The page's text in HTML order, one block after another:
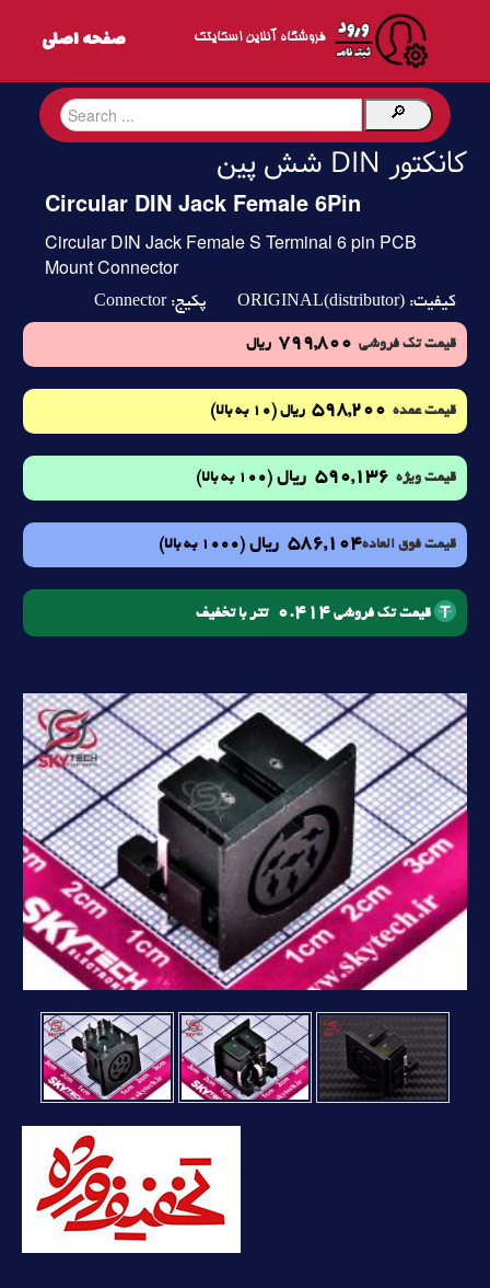
فروشگاه آنلاین اسکایتک
کانکتور DIN شش پین
Circular DIN Jack Female 6Pin
Circular DIN Jack Female S Terminal 6 pin PCB
Mount Connector
کیفیت: ORIGINAL(distributor) پکیج:Connector
قیمت تک فروشی 799,800 ریال
قیمت عمده 598,200 ریال (10 به بالا)
قیمت ویژه 590,136 ریال (100 به بالا)
قیمت فوق العاده586,104 ریال (1000 به بالا)
قیمت تک فروشی 0.414 تتر با تخفیف